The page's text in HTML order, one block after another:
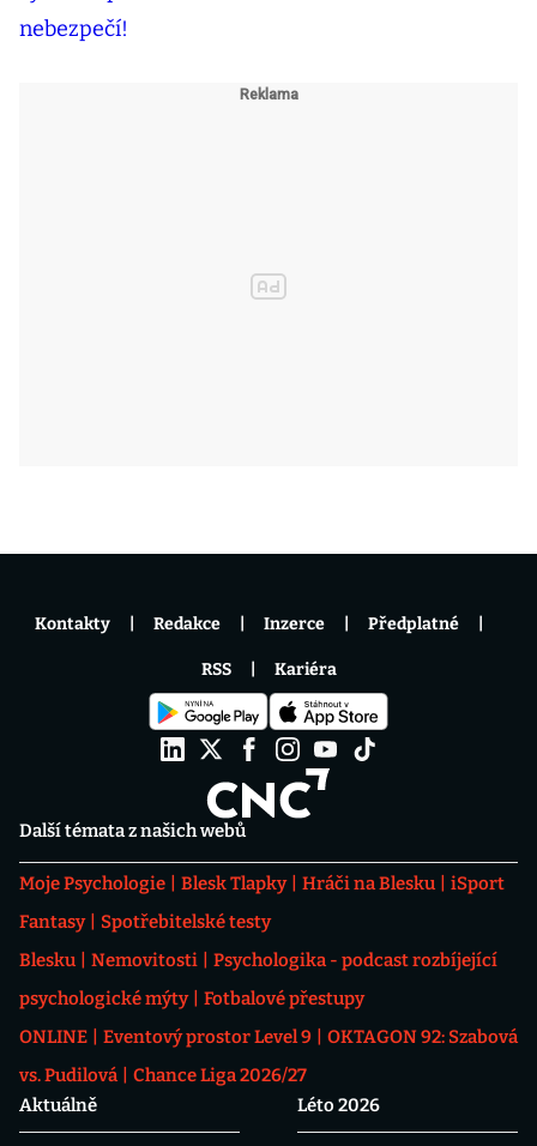
Další témata z našich webů
Moje Psychologie Blesk Tlapky Hráči na Blesku
iSport
Fantasy
Spotřebitelské testy
Blesku
Nemovitosti
Psychologika - podcast rozbíjející
psychologické mýty
Fotbalové přestupy
ONLINE
Eventový prostor Level 9
OKTAGON 92: Szabová
vs. Pudilová
Chance Liga 2026/27
Aktuálně
Léto 2026
Kontakty Redakce Inzerce Předplatné
RSS Kariéra